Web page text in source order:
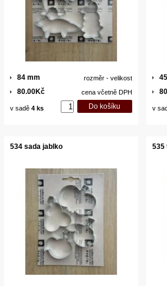
rozměr - velikost
84 mm
cena včetně DPH
80.00Kč
v sadě 4 ks v
534 sada jablko 535